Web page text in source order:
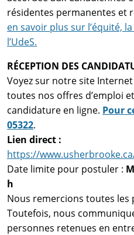
résidentes permanentes et
en savoir plus sur l’équité,
l’UdeS.
RÉCEPTION DES
Voyez sur notre site
toutes nos offres d’emploi
candidature en ligne. Pour
05322.
Lien direct :
https://
Date limite pour postuler :
h
Nous remercions toutes les
Toutefois, nous
personnes retenues en